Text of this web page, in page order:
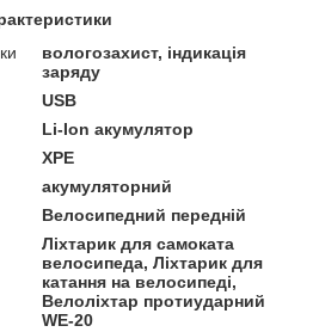
вологозахист, індикація
заряду
USB
Li-Ion акумулятор
XPE
акумуляторний
Велосипедний передній
Ліхтарик для самоката
велосипеда, Ліхтарик для
катання на велосипеді,
Велоліхтар протиударний
WE-20